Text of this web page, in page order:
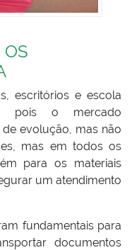
OS
escritórios e escola
pois o mercado
evolução, mas não
mas em todos os
para os materiais
um atendimento
fundamentais para
documentos